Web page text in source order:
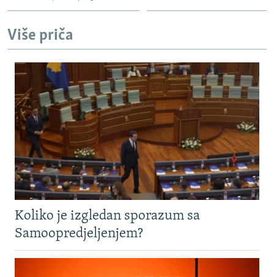
TV LIBERTY
POST SCRIPTUM
MOJA EVROPA
TRI DECENIJE OD RATA U BIH
SVE KARTE DEJTONA
NASTANAK I RASPAD JUGOSLAVIJE
Sve RFE/RL stranice
Više priča
Koliko je izgledan sporazum sa
Samoopredjeljenjem?